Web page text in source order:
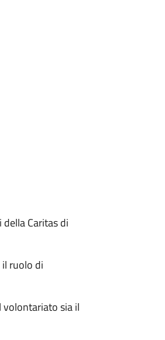
Caritas di
ruolo di
sia il